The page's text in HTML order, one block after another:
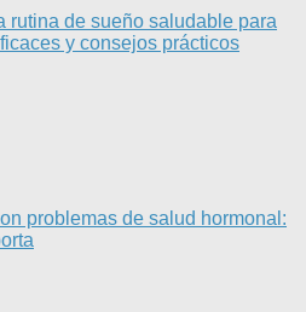
rutina de sueño saludable para
y consejos prácticos
problemas de salud hormonal: